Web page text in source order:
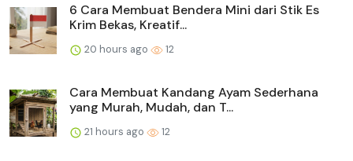
6 Cara Membuat Bendera Mini dari Stik Es
Krim Bekas, Kreatif...
20 hours ago 12
Cara Membuat Kandang Ayam Sederhana
yang Murah, Mudah, dan T...
21 hours ago 12